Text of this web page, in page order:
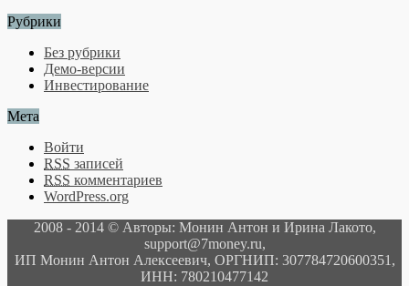
Рубрики
Без рубрики
Демо-версии
Инвестирование
Мета
Войти
RSS записей
RSS комментариев
WordPress.org
2008 - 2014 © Авторы: Монин Антон и Ирина Лакото,
support@7money.ru,
ИП Монин Антон Алексеевич, ОРГНИП: 307784720600351,
ИНН: 780210477142